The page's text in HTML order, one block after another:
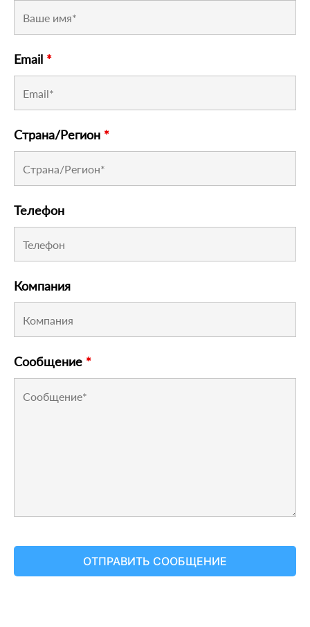
Email *
Страна/Регион *
Телефон
Компания
Сообщение *